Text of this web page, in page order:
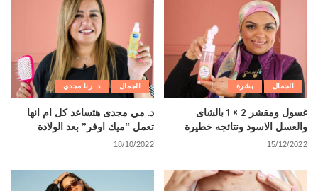
الجمال بشرة
غسول ومقشر 2 × 1 بالشاى
والعسل الاسود ونتائجه خطيرة
15/12/2022
الجمال د. رنا مجدي
د. مي مجدى هتساعد كل ام انها
تعمل “ميك اوفر” بعد الولادة
18/10/2022